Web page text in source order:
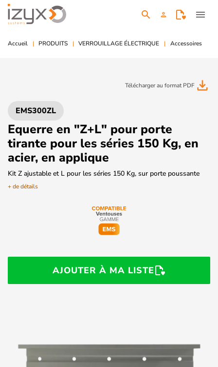
search person menu
Accueil PRODUITS VERROUILLAGE ÉLECTRIQUE Accessoires
Télécharger au format PDF file_download
EMS300ZL
Equerre en "Z+L" pour porte
tirante pour les séries 150 Kg, en
acier, en applique
Kit Z ajustable et L pour les séries 150 Kg, sur porte poussante
+ de détails
AJOUTER À MA LISTE